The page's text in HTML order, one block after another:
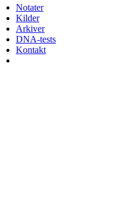
Notater
Kilder
Arkiver
DNA-tests
Kontakt